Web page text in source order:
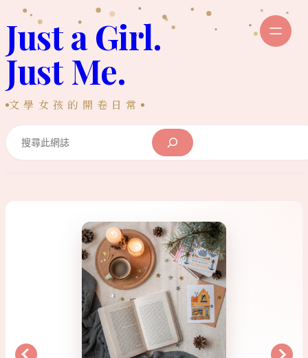
至
主
內
容
Just a Girl.
Just Me.
文學女孩的開卷日常